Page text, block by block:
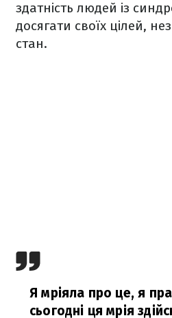
здатність людей із
досягати своїх цілей,
стан.
Я мріяла про це, я
сьогодні ця мрія